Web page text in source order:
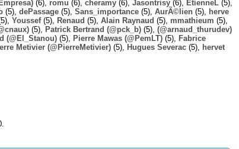
(6), romu (6), cheramy (6), Jasontrisy (6), EtienneL (5),
(5), dePassage (5), Sans_importance (5), AurÃ©lien (5),
herve
Youssef(5), Renaud (5), Alain Raynaud (5), mmathieum (5),
(5), Patrick Bertrand (@pck_b) (5), (@arnaud_thurudev)
(@El_Stanou) (5), Pierre Mawas (@PemLT) (5),
Fabrice
Metivier (@PierreMetivier) (5), Hugues Severac (5),
hervet